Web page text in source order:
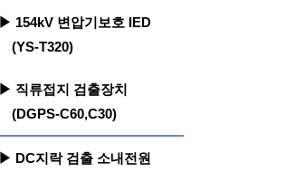
▶ 154kV 변압기보호 IED
(YS-T320)
▶ 직류접지 검출장치
(DGPS-C60,C30)
▶ DC지락 검출 소내전원